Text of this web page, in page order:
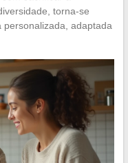
torna-se
adaptada